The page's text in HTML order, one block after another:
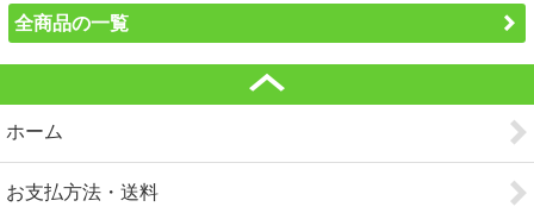
全商品の一覧
ホーム
お支払方法・送料